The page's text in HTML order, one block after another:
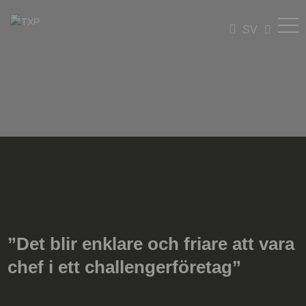
SV
”Det blir enklare och friare att vara
chef i ett challengerföretag”